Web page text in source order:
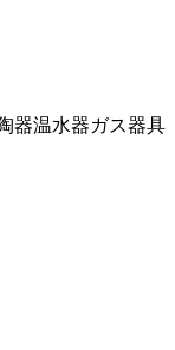
器温水器ガス器具